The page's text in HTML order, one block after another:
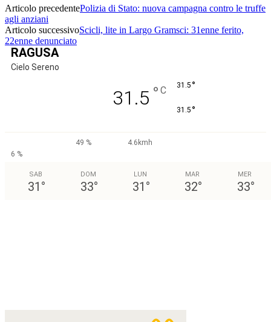
Articolo precedentePolizia di Stato: nuova campagna contro le truffe
agli anziani
Articolo successivoScicli, lite in Largo Gramsci: 31enne ferito,
22enne denunciato
RAGUSA
Cielo Sereno
31.5 ° C 31.5 °
31.5 °
49 %
4.6kmh
6 %
SAB
31 °
DOM
33°
LUN
31 °
MAR
32°
MER
33°